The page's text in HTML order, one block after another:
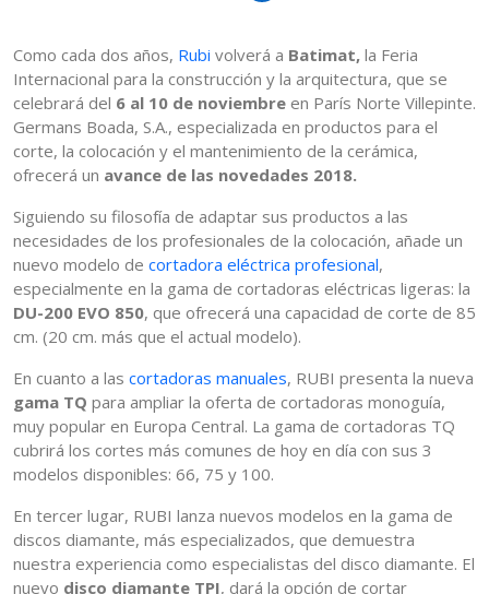
Como cada dos años, Rubi volverá a Batimat, la Feria
Internacional para la construcción y la arquitectura, que se
celebrará del 6 al 10 de noviembre en París Norte Villepinte.
Germans Boada, S.A., especializada en productos para el
corte, la colocación y el mantenimiento de la cerámica,
ofrecerá un avance de las novedades 2018.
Siguiendo su filosofía de adaptar sus productos a las
necesidades de los profesionales de la colocación, añade un
nuevo modelo de cortadora eléctrica profesional,
especialmente en la gama de cortadoras eléctricas ligeras: la
DU-200 EVO 850, que ofrecerá una capacidad de corte de 85
cm. (20 cm. más que el actual modelo).
En cuanto a las cortadoras manuales, RUBI presenta la nueva
gama TQ para ampliar la oferta de cortadoras monoguía,
muy popular en Europa Central. La gama de cortadoras TQ
cubrirá los cortes más comunes de hoy en día con sus 3
modelos disponibles: 66, 75 y 100.
En tercer lugar, RUBI lanza nuevos modelos en la gama de
discos diamante, más especializados, que demuestra
nuestra experiencia como especialistas del disco diamante. El
nuevo disco diamante TPI, dará la opción de cortar